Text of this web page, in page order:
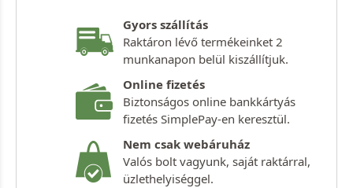
Gyors szállítás
Raktáron lévő termékeinket 2
munkanapon belül kiszállítjuk.
Online fizetés
Biztonságos online bankkártyás
fizetés SimplePay-en keresztül.
Nem csak webáruház
Valós bolt vagyunk, saját raktárral,
üzlethelyiséggel.